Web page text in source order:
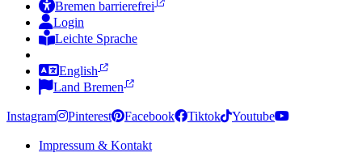
Bremen barrierefrei
Login
Leichte Sprache
English
Land Bremen
Instagram Pinterest Facebook Tiktok Youtube
Impressum & Kontakt